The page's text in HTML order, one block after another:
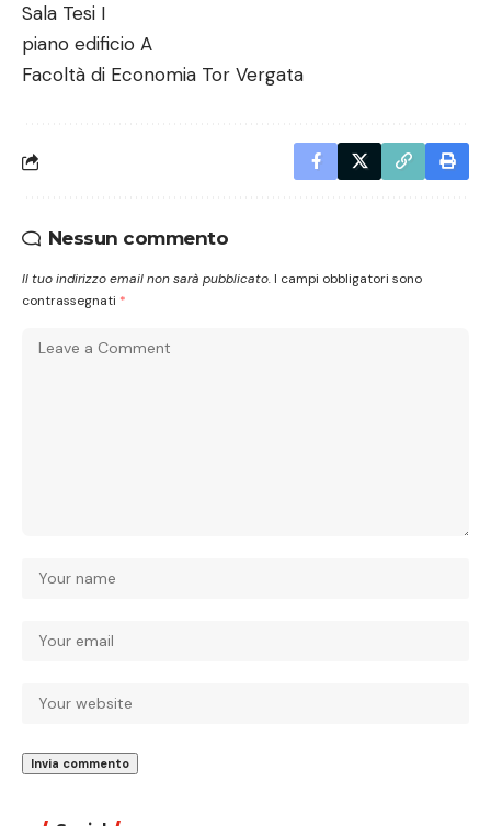
Sala Tesi I
piano edificio A
Facoltà di Economia Tor Vergata
Nessun commento
Il tuo indirizzo email non sarà pubblicato. I campi obbligatori sono
contrassegnati *